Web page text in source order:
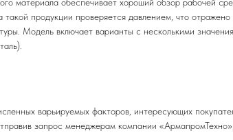
продукции проверяется давлением, что отражено
Модель включает варианты с несколькими
варьируемых факторов, интересующих
запрос менеджерам компании